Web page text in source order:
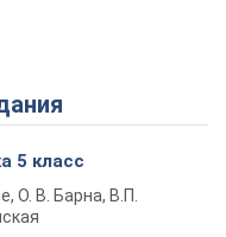
Video
5 класс
О. В. Барна, В.П.